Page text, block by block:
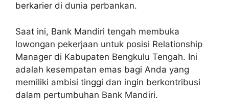
berkarier di dunia perbankan.
Saat ini, Bank Mandiri tengah membuka
lowongan pekerjaan untuk posisi Relationship
Manager di Kabupaten Bengkulu Tengah. Ini
adalah kesempatan emas bagi Anda yang
memiliki ambisi tinggi dan ingin berkontribusi
dalam pertumbuhan Bank Mandiri.